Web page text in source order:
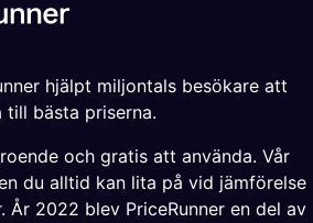
hjälpt miljontals besökare att
bästa priserna.
och gratis att använda. Vår
du alltid kan lita på vid jämförelse
År 2022 blev PriceRunner en del av